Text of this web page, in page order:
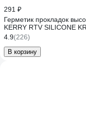
291 ₽
Герметик прокладок
KERRY RTV SILICONE
4.9(226)
В корзину